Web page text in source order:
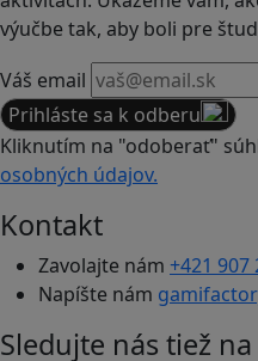
výučbe tak, aby boli pre
Váš email
Prihláste sa k odberu
Kliknutím na "odoberať"
osobných údajov.
Kontakt
Zavolajte nám +421 907
Napíšte nám
Sledujte nás tiež na